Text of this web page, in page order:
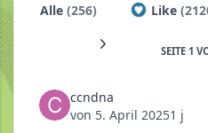
Alle(256) Like
SEITE 1
ccndna
von 5. April 20251 j